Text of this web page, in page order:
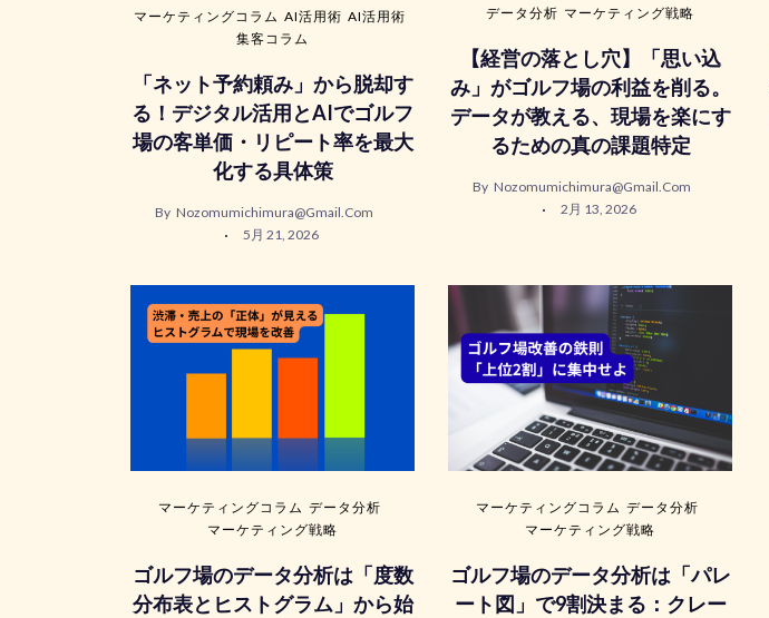
マーケティングコラム AI活用術 AI活用術
集客コラム
「ネット予約頼み」から脱却す
る！デジタル活用とAIでゴルフ
場の客単価・リピート率を最大
化する具体策
By Nozomumichimura@gmail.com
5月 21, 2026
データ分析 マーケティング戦略
【経営の落とし穴】「思い込
み」がゴルフ場の利益を削る。
データが教える、現場を楽にす
るための真の課題特定
By Nozomumichimura@gmail.com
2月 13, 2026
マーケティングコラム データ分析
マーケティング戦略
ゴルフ場のデータ分析は「度数
分布表とヒストグラム」から始
マーケティングコラム データ分析
マーケティング戦略
ゴルフ場のデータ分析は「パレ
ート図」で9割決まる：クレー